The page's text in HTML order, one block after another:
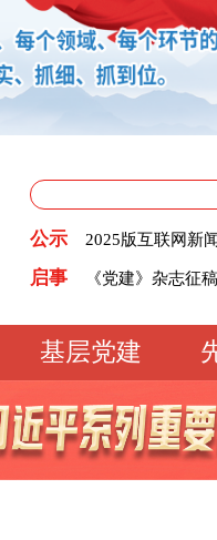
公示
关于版权和用稿问
2025版互联网新
关于版权和用稿
启事
《党建》杂志征
党建网征稿启事
《党建》杂志征
基层党建
动态 经验交流
大观 专题库